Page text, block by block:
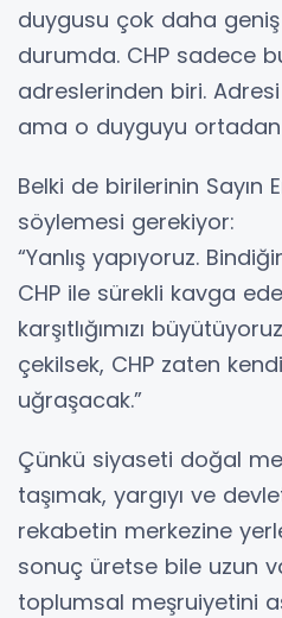
duygusu çok daha geniş
durumda. CHP sadece
adreslerinden biri.
ama o duyguyu ortadan
Belki de birilerinin Sayın
söylemesi gerekiyor:
“Yanlış yapıyoruz.
CHP ile sürekli kavga
karşıtlığımızı
çekilsek, CHP zaten
uğraşacak.”
Çünkü siyaseti doğal
taşımak, yargıyı ve
rekabetin merkezine
sonuç üretse bile uzun
toplumsal meşruiyetini